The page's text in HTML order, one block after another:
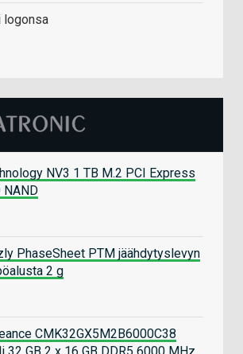
logonsa
NV3 1 TB M.2 PCI Express
NAND
PhaseSheet PTM jäähdytyslevyn
2 g
CMK32GX5M2B6000C38